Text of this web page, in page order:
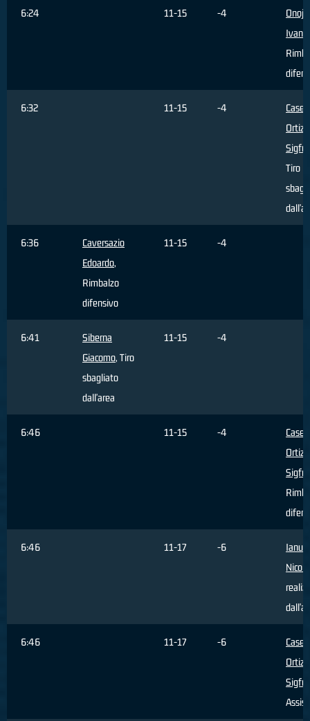
6:24 11-15 -4
Ivan
6:32 11-15 -4
Ortiz
Tiro
6:36
Caversazio
Edoardo,
Rimbalzo
difensivo
11-15 -4
6:41
Siberna
Giacomo, Tiro
sbagliato
dall'area
11-15 -4
6:46 11-15 -4
Ortiz
6:46 11-17 -6
Nicolò
6:46 11-17 -6
Ortiz
Assist